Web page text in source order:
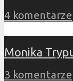
4 komentarze
Monika
3 komentarze